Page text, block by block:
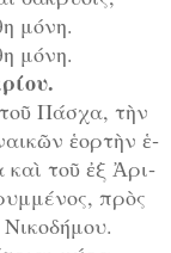
μό­νη.
μό­νη.
ρίου.
Πάσχα, τὴν
ἑ­ορ­τὴν ἑ­
καὶ τοῦ ἐξ Ἀ­ρι­
πρὸς